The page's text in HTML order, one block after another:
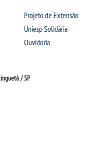
Projeto de Extensão
Uniesp Solidária
Ouvidoria
/ SP